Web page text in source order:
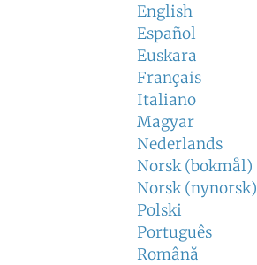
English
Español
Euskara
Français
Italiano
Magyar
Nederlands
Norsk (bokmål)
Norsk (nynorsk)
Polski
Português
Română